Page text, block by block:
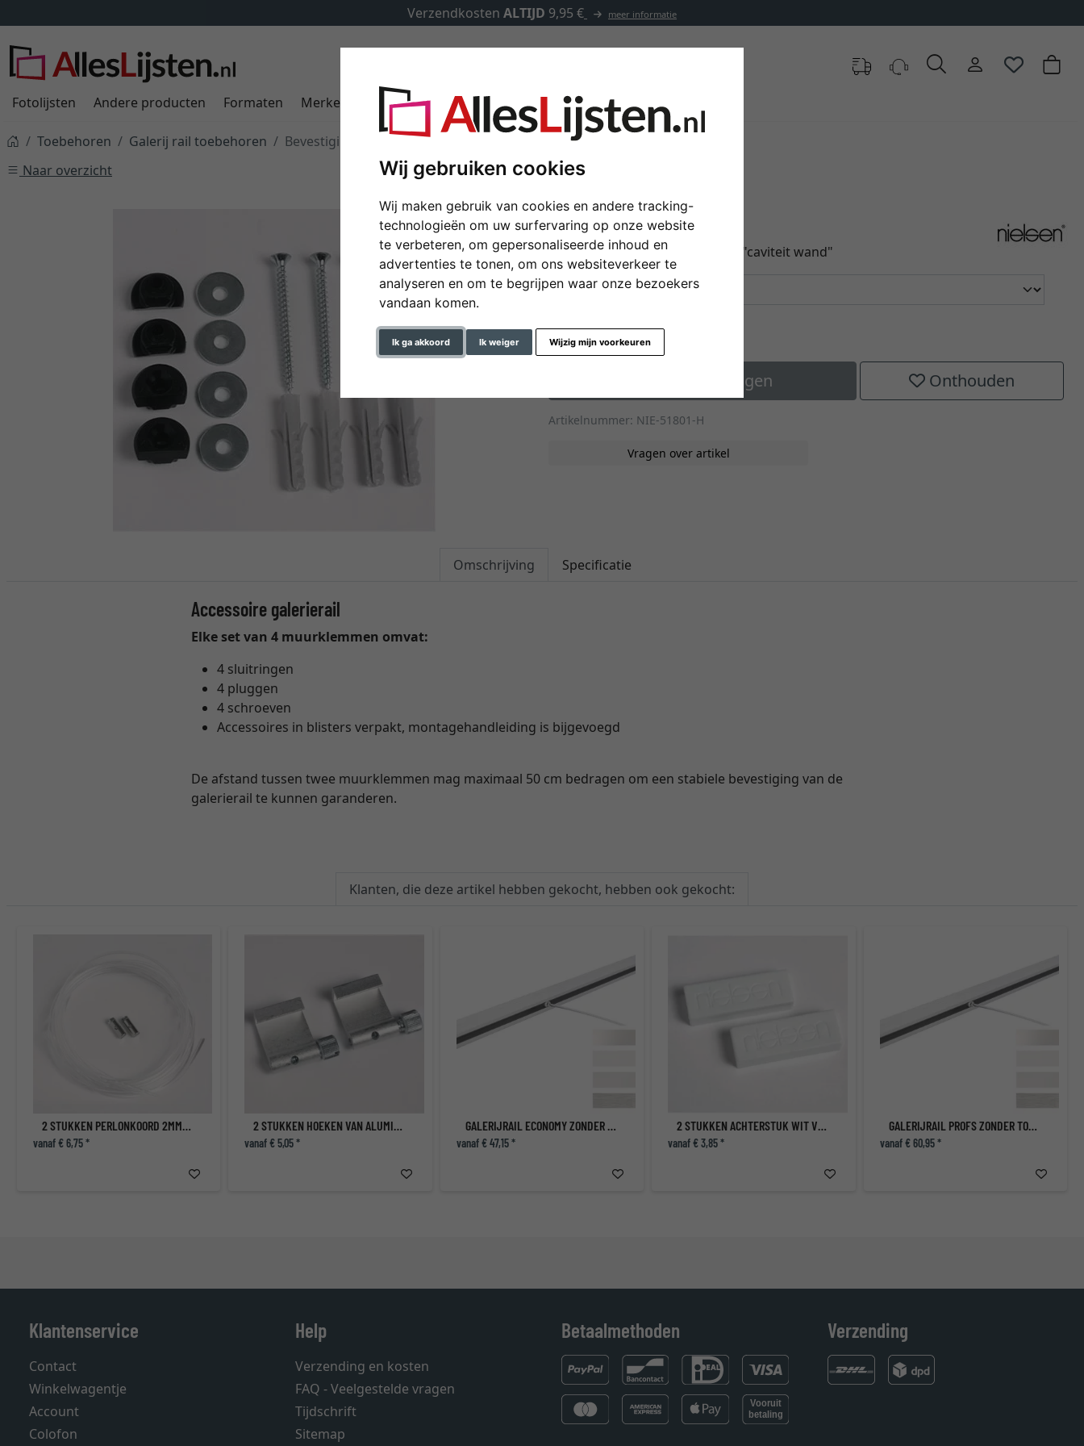
Wij gebruiken cookies
Wij maken gebruik van cookies en andere tracking-
technologieën om uw surfervaring op onze website
te verbeteren, om gepersonaliseerde inhoud en
advertenties te tonen, om ons websiteverkeer te
analyseren en om te begrijpen waar onze bezoekers
vandaan komen.
Ik ga akkoord Ik weiger Wijzig mijn voorkeuren
Verzendkosten ALTIJD 9,95 € meer informatie
Fotolijsten Andere producten Formaten Merken Lijsten op maat Passe-partouts Toebehoren
Toebehoren Galerij rail toebehoren
Bevestigingmateriaal
Naar overzicht
Bevestigingmateriaal
Bevestiging "normaal wand" of "caviteit wand"
formaat
vanaf € 3,15*
In de winkelwagen Onthouden
Artikelnummer: NIE-51801-H
Vragen over artikel
Omschrijving Specificatie
Accessoire galerierail
Elke set van 4 muurklemmen omvat:
4 sluitringen
4 pluggen
4 schroeven
Accessoires in blisters verpakt, montagehandleiding is bijgevoegd
De afstand tussen twee muurklemmen mag maximaal 50 cm bedragen om een stabiele bevestiging van de
galerierail te kunnen garanderen.
Klanten, die deze artikel hebben gekocht, hebben ook gekocht:
2 STUKKEN PERLONKOORD 2MM/200CM MET GLIJDEND SCHROEVEN
vanaf € 6,75 *
2 STUKKEN HOEKEN VAN ALUMINIUM
vanaf € 5,05 *
GALERIJRAIL ECONOMY ZONDER TOEBEHOREN
vanaf € 47,15 *
2 STUKKEN ACHTERSTUK WIT VOOR ECONOMY
vanaf € 3,85 *
GALERIJRAIL PROFS ZONDER TOEBEHOREN
vanaf € 60,95 *
Klantenservice
Contact
Winkelwagentje
Account
Colofon
Help
Verzending en kosten
FAQ - Veelgestelde vragen
Tijdschrift
Sitemap
Betaalmethoden Verzending